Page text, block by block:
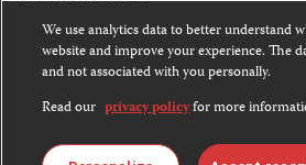
Except where noted, text on this website is
Commons Attribution-NonCommercial-
International License.
Images and other media are not covered by
We use analytics data to better understand
website and improve your experience. The
and not associated with you personally.
Read our privacy policyfor more